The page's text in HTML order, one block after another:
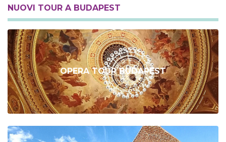
NUOVI TOUR A BUDAPEST
OPERA TOUR BUDAPEST